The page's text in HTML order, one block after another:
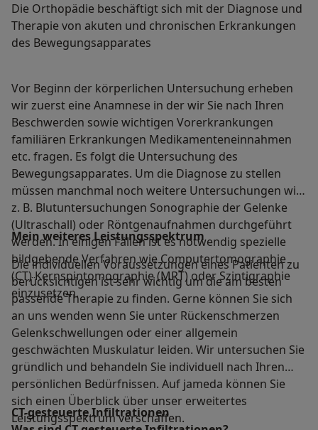
Die Orthopädie beschäftigt sich mit der Diagnose und
Therapie von akuten und chronischen Erkrankungen
des Bewegungsapparates
Vor Beginn der körperlichen Untersuchung erheben
wir zuerst eine Anamnese in der wir Sie nach Ihren
Beschwerden sowie wichtigen Vorerkrankungen
familiären Erkrankungen Medikamenteneinnahmen
etc. fragen. Es folgt die Untersuchung des
Bewegungsapparates. Um die Diagnose zu stellen
müssen manchmal noch weitere Untersuchungen wie
z. B. Blutuntersuchungen Sonographie der Gelenke
(Ultraschall) oder Röntgenaufnahmen durchgeführt
werden. In einigen Fällen ist es notwendig spezielle
bildgebende Verfahren wie Computertomographie
(CT) Kernspintomographie (MRT) oder Szintigraphie
einzusetzen.
Mein weiteres Leistungs­spektrum
Die individuellen Voraussetzungen eines Patienten zu
berücksichtigen ist sehr wichtig um die am besten
passende Therapie zu finden. Gerne können Sie sich
an uns wenden wenn Sie unter Rückenschmerzen
Gelenkschwellungen oder einer allgemein
geschwächten Muskulatur leiden. Wir untersuchen Sie
gründlich und behandeln Sie individuell nach Ihren
persönlichen Bedürfnissen. Auf jameda können Sie
sich einen Überblick über unser erweitertes
Leistungsspektrum verschaffen.
CT-gesteuerte Infiltrationen